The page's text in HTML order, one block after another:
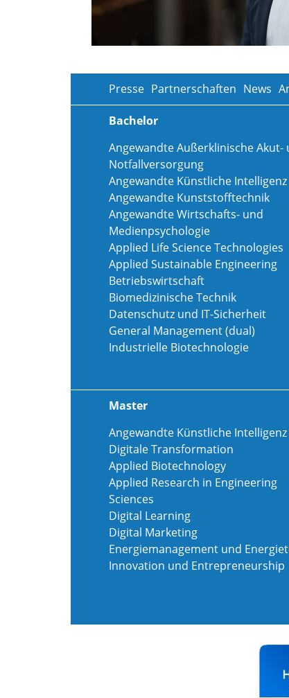
Presse Partnerschaften News
Bachelor
Angewandte Außerklinische Akut-
Notfallversorgung
Angewandte Künstliche Intelligenz
Angewandte Kunststofftechnik
Angewandte Wirtschafts- und
Medienpsychologie
Applied Life Science Technologies
Applied Sustainable Engineering
Betriebswirtschaft
Biomedizinische Technik
Datenschutz und IT-Sicherheit
General Management (dual)
Industrielle Biotechnologie
Master
Angewandte Künstliche
Digitale Transformation
Applied Biotechnology
Applied Research in Engineering
Sciences
Digital Learning
Digital Marketing
Energiemanagement und
Innovation und Entrepreneurship